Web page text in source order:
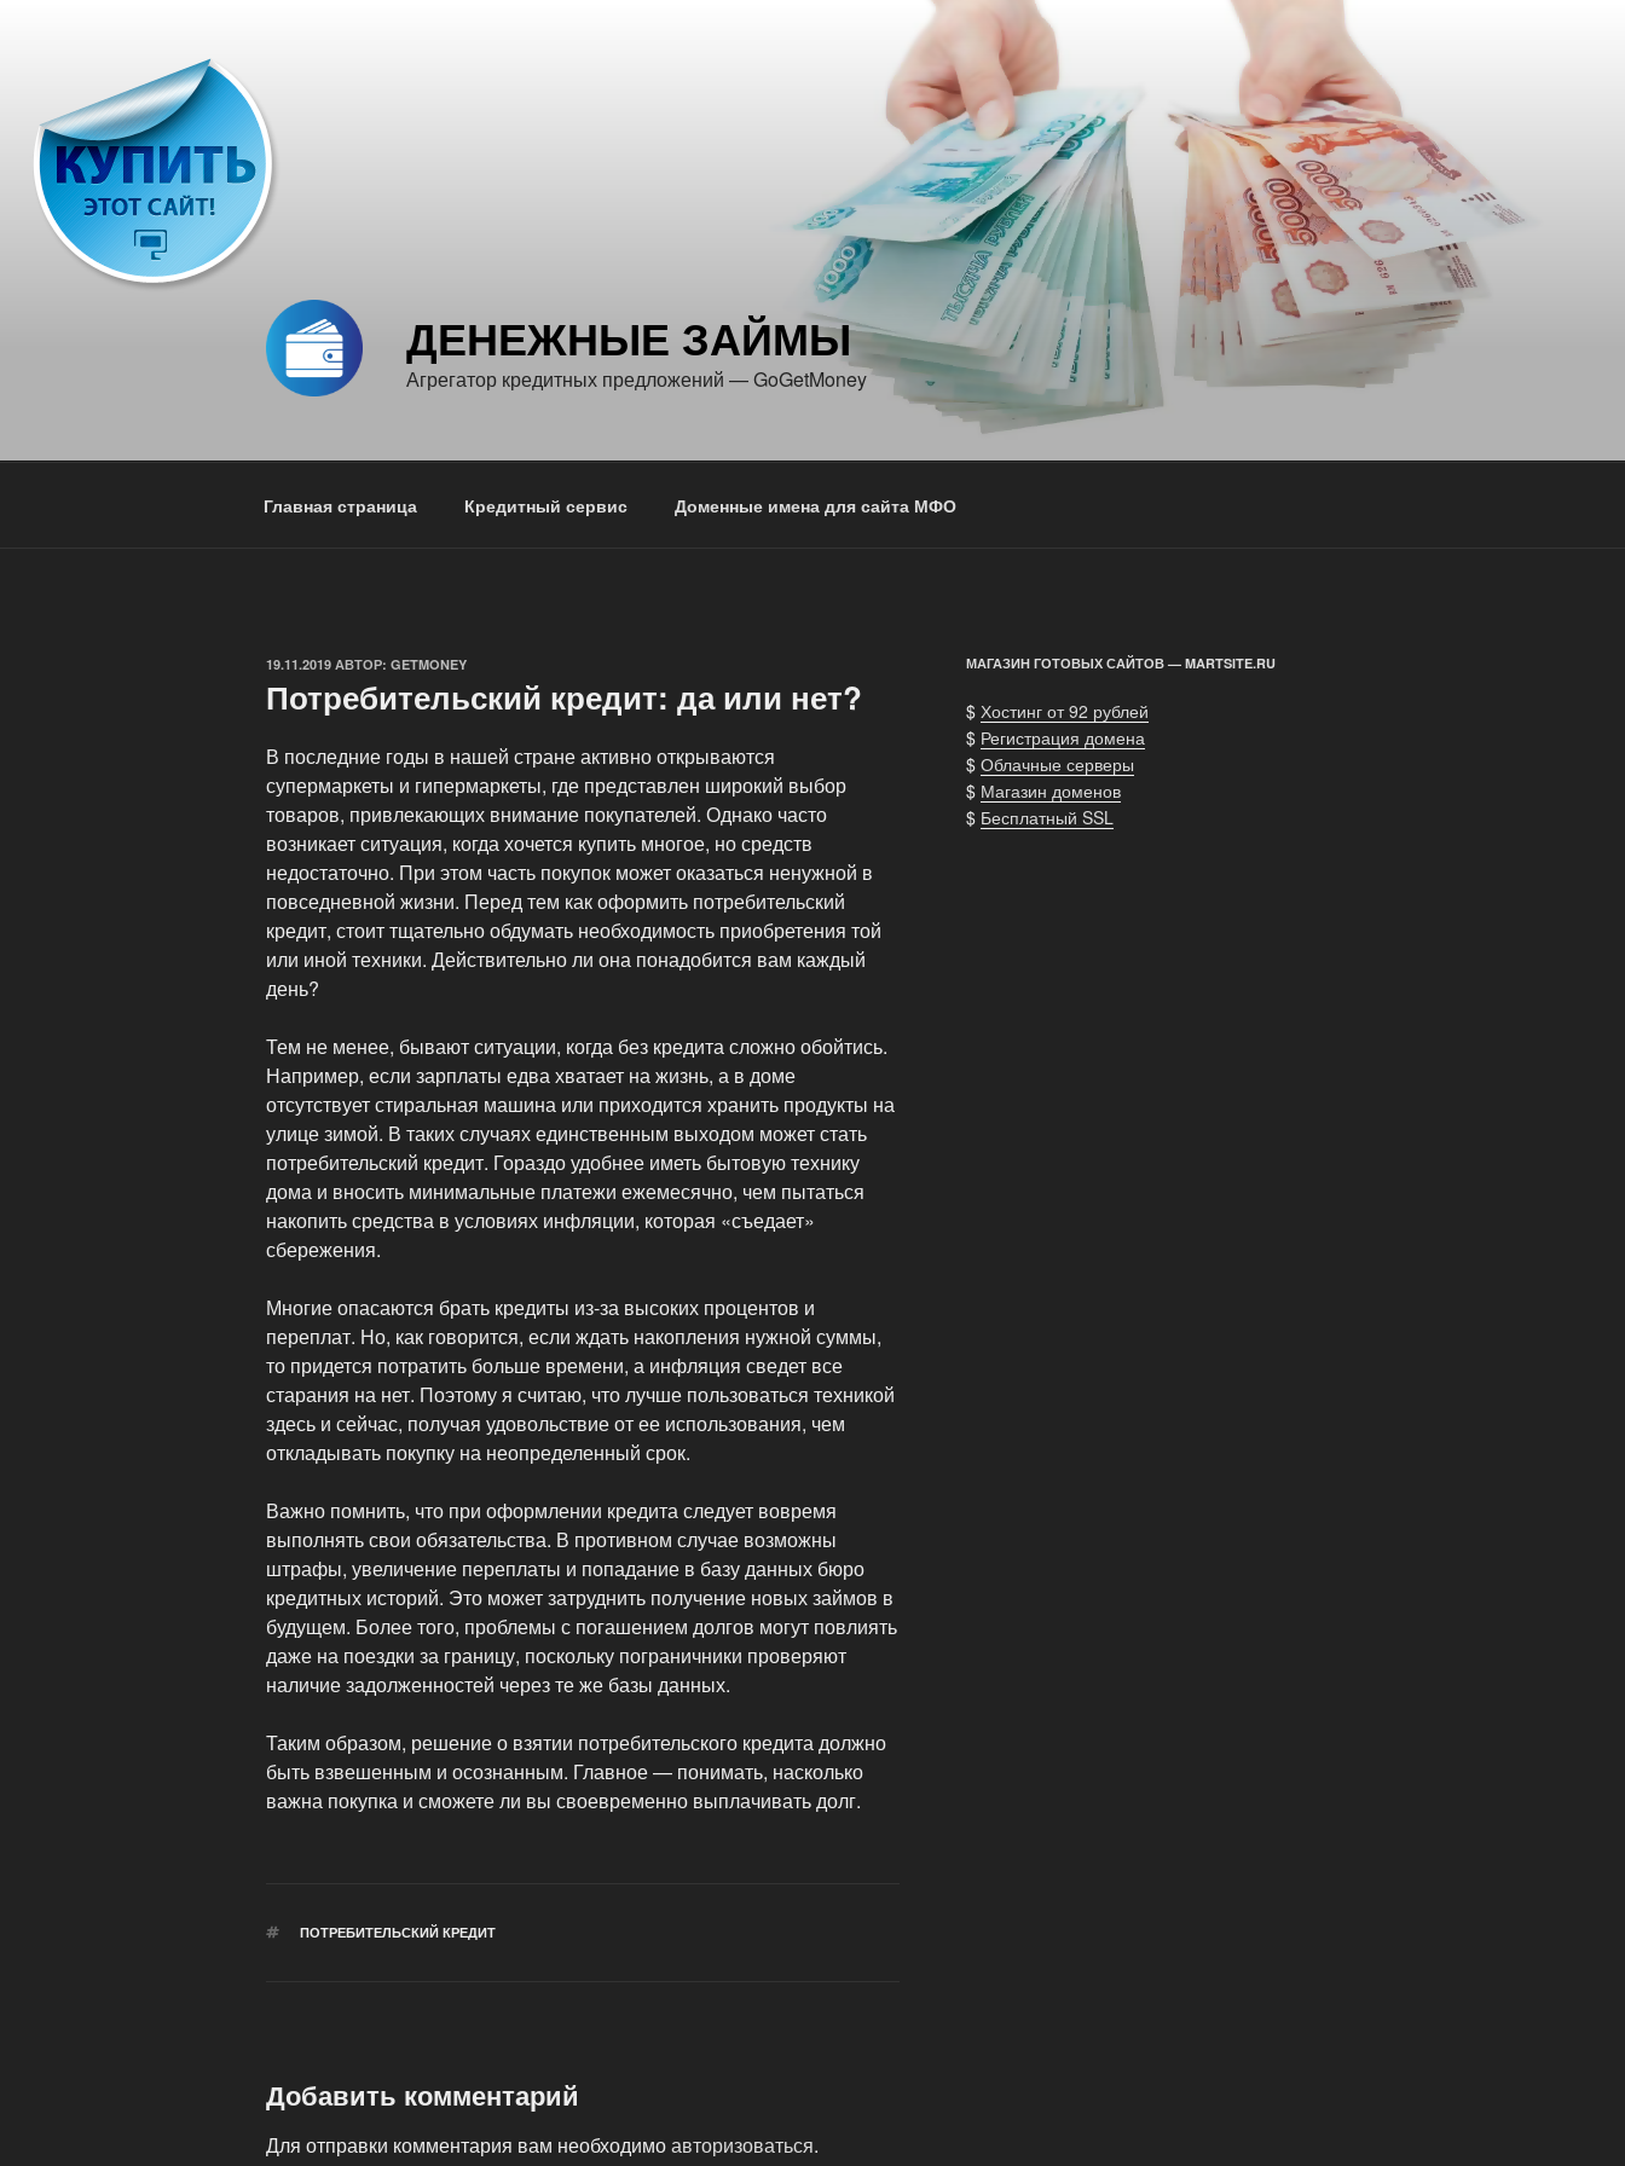
ДЕНЕЖНЫЕ ЗАЙМЫ
Агрегатор кредитных предложений — GoGetMoney
Главная страница Кредитный сервис Доменные имена для сайта МФО
ОПУБЛИКОВАНО
19.11.2019 АВТОР: GETMONEY
Потребительский кредит: да или нет?
В последние годы в нашей стране активно открываются
супермаркеты и гипермаркеты, где представлен широкий выбор
товаров, привлекающих внимание покупателей. Однако часто
возникает ситуация, когда хочется купить многое, но средств
недостаточно. При этом часть покупок может оказаться ненужной в
повседневной жизни. Перед тем как оформить потребительский
кредит, стоит тщательно обдумать необходимость приобретения той
или иной техники. Действительно ли она понадобится вам каждый
день?
Тем не менее, бывают ситуации, когда без кредита сложно обойтись.
Например, если зарплаты едва хватает на жизнь, а в доме
отсутствует стиральная машина или приходится хранить продукты на
улице зимой. В таких случаях единственным выходом может стать
потребительский кредит. Гораздо удобнее иметь бытовую технику
дома и вносить минимальные платежи ежемесячно, чем пытаться
накопить средства в условиях инфляции, которая «съедает»
сбережения.
Многие опасаются брать кредиты из-за высоких процентов и
переплат. Но, как говорится, если ждать накопления нужной суммы,
то придется потратить больше времени, а инфляция сведет все
старания на нет. Поэтому я считаю, что лучше пользоваться техникой
здесь и сейчас, получая удовольствие от ее использования, чем
откладывать покупку на неопределенный срок.
Важно помнить, что при оформлении кредита следует вовремя
выполнять свои обязательства. В противном случае возможны
штрафы, увеличение переплаты и попадание в базу данных бюро
кредитных историй. Это может затруднить получение новых займов в
будущем. Более того, проблемы с погашением долгов могут повлиять
даже на поездки за границу, поскольку пограничники проверяют
наличие задолженностей через те же базы данных.
Таким образом, решение о взятии потребительского кредита должно
быть взвешенным и осознанным. Главное — понимать, насколько
важна покупка и сможете ли вы своевременно выплачивать долг.
МЕТКИ
ПОТРЕБИТЕЛЬСКИЙ КРЕДИТ
Добавить комментарий
Для отправки комментария вам необходимоавторизоваться.
МАГАЗИН ГОТОВЫХ САЙТОВ — MARTSITE.RU
$ Хостинг от 92 рублей
$ Регистрация домена
$ Облачные серверы
$ Магазин доменов
$ Бесплатный SSL